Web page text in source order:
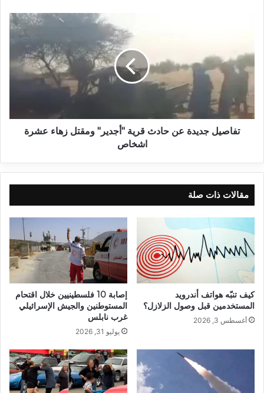
تفاصيل جديدة عن حادث قرية "أجدير" ومقتل زهاء عشرة
اشخاص
مقالات ذات صلة
كيف تنبّه هواتف أندرويد
المستخدمين قبل وصول الزلازل؟
أغسطس 3, 2026
إصابة 10 فلسطينيين خلال اقتحام
المستوطنين والجيش الإسرائيلي
غرب نابلس
يوليو 31, 2026